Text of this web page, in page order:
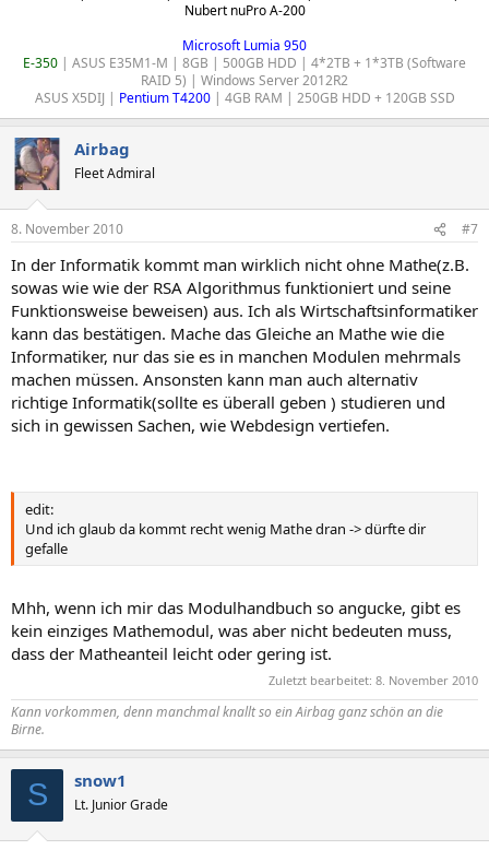
Nubert nuPro A-200
Microsoft Lumia 950
E-350 | ASUS E35M1-M | 8GB | 500GB HDD | 4*2TB + 1*3TB (Software
RAID 5) | Windows Server 2012R2​
ASUS X5DIJ | Pentium T4200| 4GB RAM | 250GB HDD + 120GB SSD​
Airbag
Fleet Admiral
8. November 2010 #7
In der Informatik kommt man wirklich nicht ohne Mathe(z.B.
sowas wie wie der RSA Algorithmus funktioniert und seine
Funktionsweise beweisen) aus. Ich als Wirtschaftsinformatiker
kann das bestätigen. Mache das Gleiche an Mathe wie die
Informatiker, nur das sie es in manchen Modulen mehrmals
machen müssen. Ansonsten kann man auch alternativ
richtige Informatik(sollte es überall geben ) studieren und
sich in gewissen Sachen, wie Webdesign vertiefen.
edit:
Und ich glaub da kommt recht wenig Mathe dran -> dürfte dir
gefalle
Mhh, wenn ich mir das Modulhandbuch so angucke, gibt es
kein einziges Mathemodul, was aber nicht bedeuten muss,
dass der Matheanteil leicht oder gering ist.
Zuletzt bearbeitet: 8. November 2010
Kann vorkommen, denn manchmal knallt so einAirbagganz schön an die
Birne.
S snow1
Lt. Junior Grade